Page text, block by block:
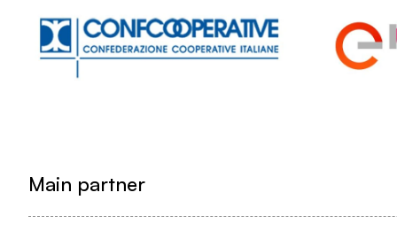
Main partner